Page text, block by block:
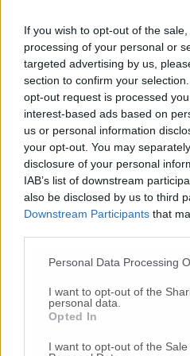
If you wish to opt-out of the
processing of your personal or
targeted advertising by us,
section to confirm your
opt-out request is processed
interest-based ads based on
us or personal information
your opt-out. You may
disclosure of your personal
IAB’s list of downstream
also be disclosed by us to third
Downstream Participants that
Personal Data Processing
I want to opt-out of the
personal data.
Opted In
I want to opt-out of the
collaborazione con
Nazionale Dermatite
contributo
ulteriori informazioni:
© RIPRODUZIONE
Vai alla
Commenti